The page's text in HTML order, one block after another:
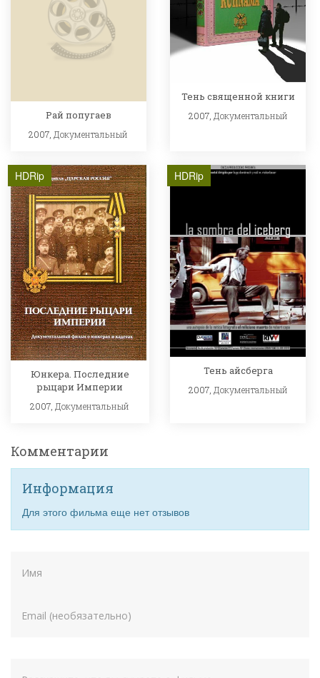
Рай попугаев
2007, Документальный
Тень священной книги
2007, Документальный
HDRip
Юнкера. Последние
рыцари Империи
2007,Документальный
HDRip
Тень айсберга
2007, Документальный
Комментарии
Информация
Для этого фильма еще нет отзывов